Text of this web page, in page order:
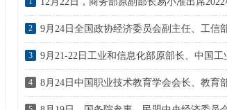
2022秋季峰会
2
3
4